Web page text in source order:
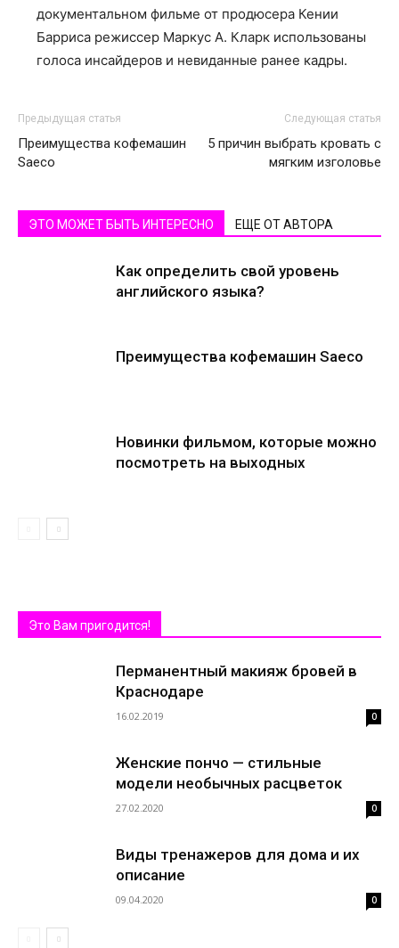
документальном фильме от продюсера Кении
Барриса режиссер Маркус А. Кларк использованы
голоса инсайдеров и невиданные ранее кадры.
Предыдущая статья
Преимущества кофемашин
Saeco
Следующая статья
5 причин выбрать кровать с
мягким изголовье
ЭТО МОЖЕТ БЫТЬ ИНТЕРЕСНО ЕЩЕ ОТ АВТОРА
Как определить свой уровень
английского языка?
Преимущества кофемашин Saeco
Новинки фильмом, которые можно
посмотреть на выходных
Это Вам пригодится!
Перманентный макияж бровей в
Краснодаре
16.02.2019 0
Женские пончо — стильные
модели необычных расцветок
27.02.2020 0
Виды тренажеров для дома и их
описание
09.04.2020 0